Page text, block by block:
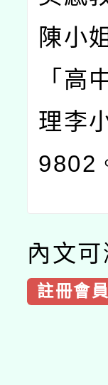
陳小姐
「高
理李
9802
內文可
註冊會員